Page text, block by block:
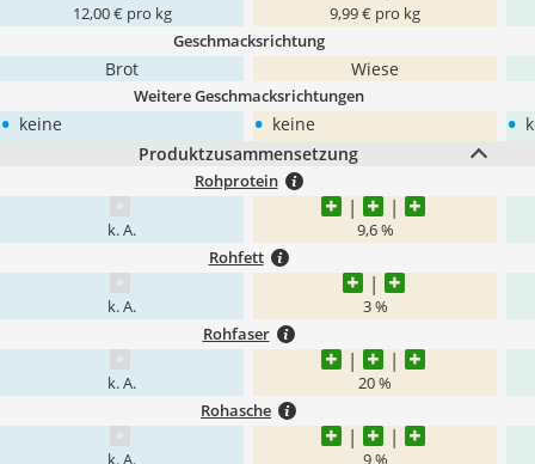
12,00 € pro kg 9,99 € pro kg
Geschmacksrichtung
Brot Wiese
Weitere Geschmacksrichtungen
• keine • keine •
Produktzusammensetzung
Rohprotein
k. A. 9,6 %
Rohfett
k. A. 3 %
Rohfaser
k. A. 20 %
Rohasche
k. A. 9 %